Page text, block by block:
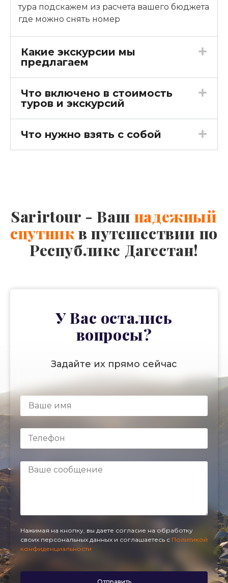
тура подскажем из расчета вашего бюджета
где можно снять номер
Какие экскурсии мы
предлагаем
Что включено в стоимость
туров и экскурсий
Что нужно взять с собой
Sarirtour - Ваш надежный
спутник в путешествии по
Республике Дагестан!
У Вас остались
вопросы?
Задайте их прямо сейчас
Нажимая на кнопку, вы даете согласие на обработку
своих персональных данных и соглашаетесь с Политикой
конфиденциальности